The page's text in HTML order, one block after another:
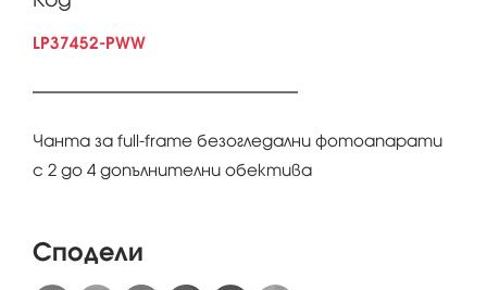
LP37452-PWW
Чанта за full-frame безогледални фотоапарати
с 2 до 4 допълнителни обектива
Сподели